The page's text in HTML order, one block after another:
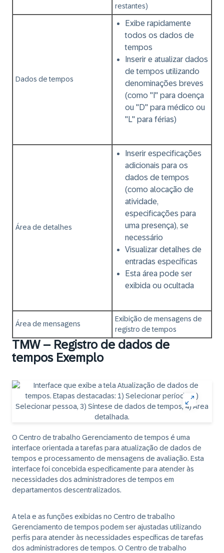
restantes)
Dados de tempos
Exibe rapidamente
todos os dados de
tempos
Inserir e atualizar dados
de tempos utilizando
denominações breves
(como "I" para doença
ou "D" para médico ou
"L" para férias)
Área de detalhes
Inserir especificações
adicionais para os
dados de tempos
(como alocação de
atividade,
especificações para
uma presença), se
necessário
Visualizar detalhes de
entradas específicas
Esta área pode ser
exibida ou ocultada
Área de mensagens
Exibição de mensagens de
registro de tempos
TMW – Registro de dados de
tempos Exemplo
O Centro de trabalho Gerenciamento de tempos é uma
interface orientada a tarefas para atualização de dados de
tempos e processamento de mensagens de avaliação. Esta
interface foi concebida especificamente para atender às
necessidades dos administradores de tempos em
departamentos descentralizados.
A tela e as funções exibidas no Centro de trabalho
Gerenciamento de tempos podem ser ajustadas utilizando
perfis para atender às necessidades específicas de tarefas
dos administradores de tempos. O Centro de trabalho